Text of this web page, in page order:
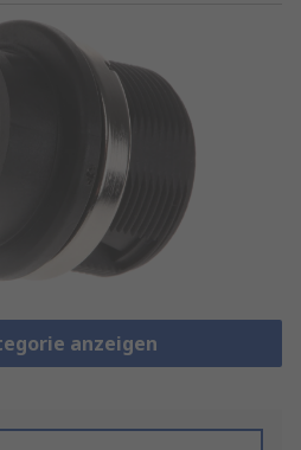
anzeigen